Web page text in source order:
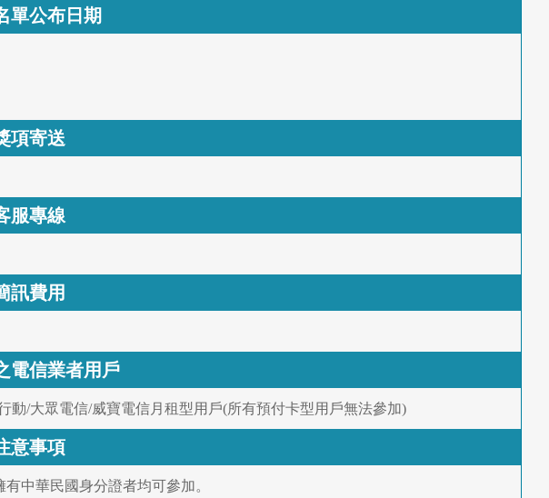
單公布日期
項寄送
服專線
訊費用
電信業者用戶
動/大眾電信/威寶電信月租型用戶(所有預付卡型用戶無法參加)
意事項
中華民國身分證者均可參加。